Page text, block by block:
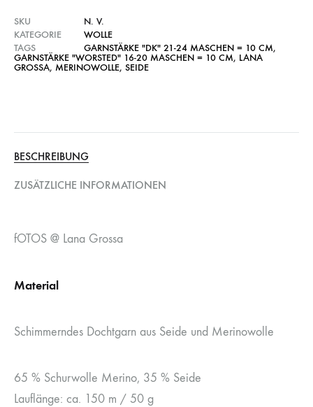
SKU
N. V.
KATEGORIE
WOLLE
TAGS
GARNSTÄRKE "DK" 21-24 MASCHEN = 10 CM,
GARNSTÄRKE "WORSTED" 16-20 MASCHEN = 10 CM, LANA
GROSSA, MERINOWOLLE, SEIDE
BESCHREIBUNG
ZUSÄTZLICHE INFORMATIONEN
fOTOS @ Lana Grossa
Material
Schimmerndes Dochtgarn aus Seide und Merinowolle
65 % Schurwolle Merino, 35 % Seide
Lauflänge: ca. 150 m / 50 g